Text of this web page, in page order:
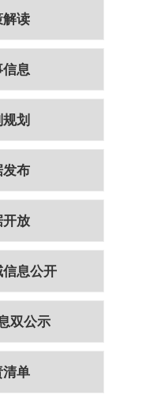
解读
信息
划
发布
开放
息公开
双公示
清单